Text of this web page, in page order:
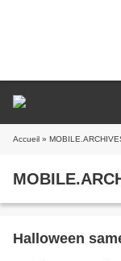
Accueil »
Halloween